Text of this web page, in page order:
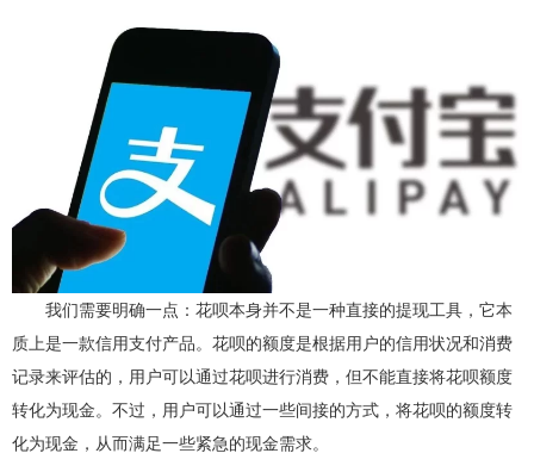
我们需要明确一点：花呗本身并不是一种直接的提现工具，它本
质上是一款信用支付产品。花呗的额度是根据用户的信用状况和消费
记录来评估的，用户可以通过花呗进行消费，但不能直接将花呗额度
转化为现金。不过，用户可以通过一些间接的方式，将花呗的额度转
化为现金，从而满足一些紧急的现金需求。